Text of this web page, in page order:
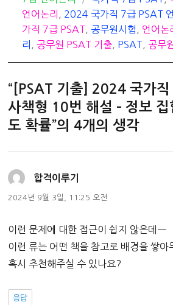
테
고
리
그
언어논리
2024 국가직 7급 PSAT
가직 7급 PSAT
공무원시험 언어논
리
공무원 PSAT 기출 PSAT 공무
“[PSAT 기출] 2024 국가직
사책형 10번 해설 – 정보
도 확률”의 4개의 생각
합격이루기
글:
2024년 9월 3일, 11:25 오전
이런 문제에 대한 접근이 쉽지 않은데ㅡ
이런 류는 어떤 책을 참고로 배경을 쌓아
혹시 추천해주실 수 있나요?
응답